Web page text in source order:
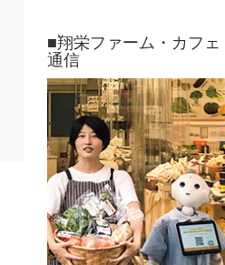
■翔栄ファーム・カフェ
通信